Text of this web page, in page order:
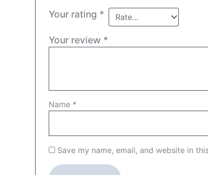
Your rating *
Your review *
Name *
Save my name, email, and website in